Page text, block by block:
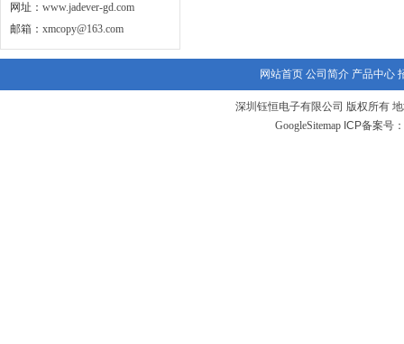
网址： www.jadever-gd.com
邮箱： xmcopy@163.com
网站首页 公司简介 产品中心
深圳钰恒电子有限公司 版权所有
GoogleSitemap ICP备案号：